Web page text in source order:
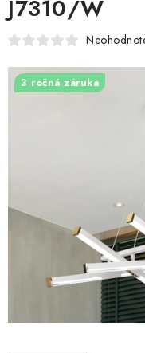
PRACOVNÉ SVIETIDLÁ
ELEKTROMATERIÁL
SOLÁRNE SYSTÉMY
SEZÓNNE
DOM A ZÁHRADA
OBCHODNÉ
J7310/W
3 ročná záruka